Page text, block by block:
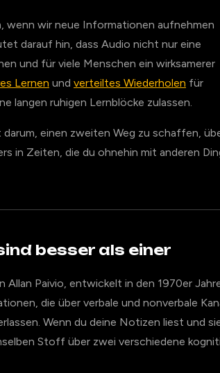
wenn wir neue Informationen aufnehmen
darauf hin, dass Audio nicht nur eine
und für viele Menschen ein wirksamerer
Lernen und verteiltes Wiederholen für
langen ruhigen Lernblöcke zulassen.
einen zweiten Weg zu schaffen,
in Zeiten, die du ohnehin mit anderen
besser als einer
Paivio, entwickelt in den 1970er
die über verbale und nonverbale
Wenn du deine Notizen liest und
Stoff über zwei verschiedene